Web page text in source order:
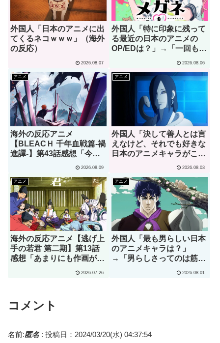
外国人「日本のアニメに出
てくるネコｗｗｗ」（海外
の反応）
2026.08.07
外国人「特に印象に残って
る最近の日本のアニメの
OP/EDは？」→「一回も飛
2026.08.06
アニメ
海外の反応アニメ
【BLEACＨ 千年血戦篇-禍
進譚-】第43話感想「今後
2026.08.09
アニメ
外国人「決して善人とは言
えなけど、それでも好きな
日本のアニメキャラがこち
ら」→「願いを叶えてくれ
る！」（海外の反応）
2026.08.03
アニメ
海外の反応アニメ【逃げ上
手の若君 第二期】第13話
感想「あまりにも作画が良
すぎて実写かと思っちゃっ
2026.07.26
アニメ
外国人「最も男らしい日本
のアニメキャラは？」
→「男らしさってのは筋肉
じゃない」（海外の反応）
2026.08.01
コメント
名前:匿名: 投稿日：2024/03/20(水) 04:37:54